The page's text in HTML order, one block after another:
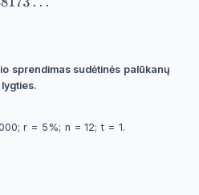
sprendimas sudėtinės palūkanų
lygties.
r = 5%; n = 12; t = 1.